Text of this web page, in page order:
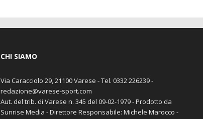
CHI SIAMO
Via Caracciolo 29, 21100 Varese - Tel. 0332 226239 -
redazione@varese-sport.com
Aut. del trib. di Varese n. 345 del 09-02-1979 - Prodotto da
Sunrise Media - Direttore Responsabile: Michele Marocco -